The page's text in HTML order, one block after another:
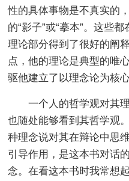
性的具体事物是不真实的
的“影子”或“摹本”。这些
理论部分得到了很好的阐
点，他的理论是典型的唯
驱他建立了以理念论为核
一个人的哲学观对其
也随处能够看到其哲学观
种理念说对其在辩论中思
引导作用，是这本书对话
念。在看这本书时我常想